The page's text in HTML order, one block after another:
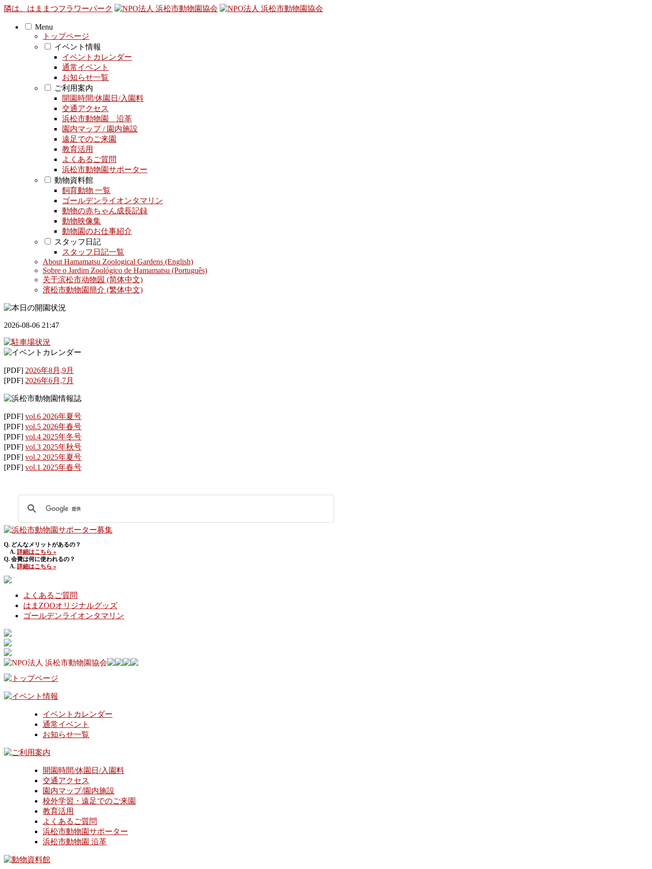
隣は、はままつフラワーパーク
Menu
トップページ
イベント情報
イベントカレンダー
通常イベント
お知らせ一覧
ご利用案内
開園時間/休園日/入園料
交通アクセス
浜松市動物園 沿革
園内マップ / 園内施設
遠足でのご来園
教育活用
よくあるご質問
浜松市動物園サポーター
動物資料館
飼育動物 一覧
ゴールデンライオンタマリン
動物の赤ちゃん成長記録
動物映像集
動物園のお仕事紹介
スタッフ日記
スタッフ日記一覧
About Hamamatsu Zoological Gardens (English)
Sobre o Jardim Zoológico de Hamamatsu (Português)
关于滨松市动物园 (简体中文)
濱松市動物園簡介 (繁体中文)
2026-08-06 21:47
[PDF] 2026年8月,9月
[PDF] 2026年6月,7月
[PDF] vol.6 2026年夏号
[PDF] vol.5 2026年春号
[PDF] vol.4 2025年冬号
[PDF] vol.3 2025年秋号
[PDF] vol.2 2025年夏号
[PDF] vol.1 2025年春号
Q. どんなメリットがあるの？
A. 詳細はこちら »
Q. 会費は何に使われるの？
A. 詳細はこちら »
よくあるご質問
はまZOOオリジナルグッズ
ゴールデンライオンタマリン
イベントカレンダー
通常イベント
お知らせ一覧
開園時間/休園日/入園料
交通アクセス
園内マップ/園内施設
校外学習・遠足でのご来園
教育活用
よくあるご質問
浜松市動物園サポーター
浜松市動物園 沿革